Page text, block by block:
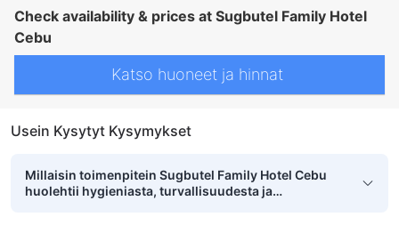
Check availability & prices at Sugbutel Family Hotel
Cebu
Katso huoneet ja hinnat
Usein Kysytyt Kysymykset
Millaisin toimenpitein Sugbutel Family Hotel Cebu
huolehtii hygieniasta, turvallisuudesta ja